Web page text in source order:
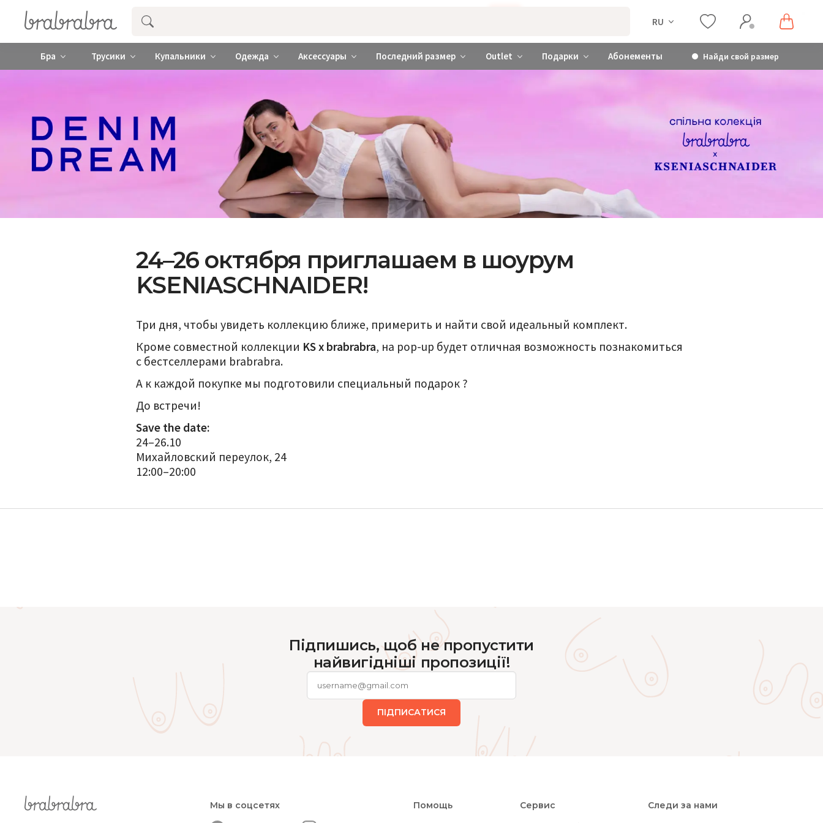
Купить нижнее женское белье ❤️ brabrabra ❤️ Киев и Украина RU
Бра Трусики Купальники Одежда Аксессуары Последний размер Outlet Подарки Абонементы Найди свой размер
24–26 октября приглашаем в шоурум
KSENIASCHNAIDER!
Три дня, чтобы увидеть коллекцию ближе, примерить и найти свой идеальный комплект.
Кроме совместной коллекции KS x brabrabra, на pop-up будет отличная возможность познакомиться
с бестселлерами brabrabra.
А к каждой покупке мы подготовили специальный подарок ?
До встречи!
Save the date:
24–26.10
Михайловский переулок, 24
12:00–20:00
Підпишись, щоб не пропустити
найвигідніші пропозиції!
ПІДПИСАТИСЯ
Мы в соцсетях Помощь Сервис Следи за нами